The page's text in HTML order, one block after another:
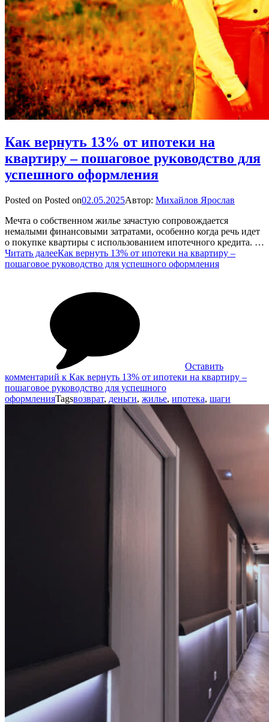
Как вернуть 13% от ипотеки на
квартиру – пошаговое руководство для
успешного оформления
Posted on Posted on02.05.2025Автор: Михайлов Ярослав
Мечта о собственном жилье зачастую сопровождается
немалыми финансовыми затратами, особенно когда речь идет
о покупке квартиры с использованием ипотечного кредита. …
Читать далееКак вернуть 13% от ипотеки на квартиру –
пошаговое руководство для успешного оформления
Оставить
комментарий к Как вернуть 13% от ипотеки на квартиру –
пошаговое руководство для успешного
оформленияTagsвозврат, деньги, жилье, ипотека, шаги